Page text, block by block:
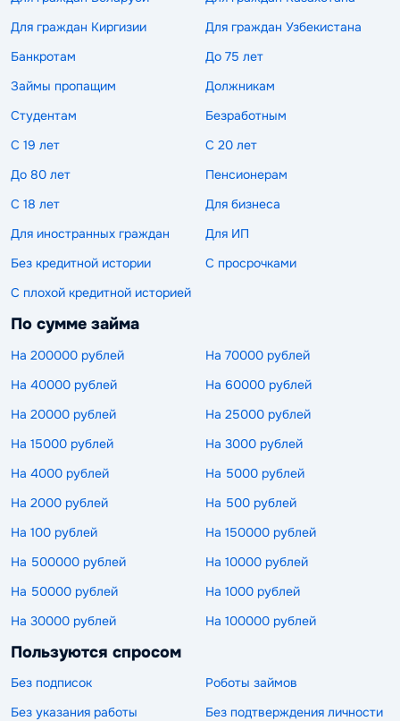
Для граждан Киргизии
Для граждан Узбекистана
Банкротам
До 75 лет
Займы пропащим
Должникам
Студентам
Безработным
С 19 лет
С 20 лет
До 80 лет
Пенсионерам
С 18 лет
Для бизнеса
Для иностранных граждан
Для ИП
Без кредитной истории
С просрочками
С плохой кредитной историей
По сумме займа
На 200000 рублей
На 70000 рублей
На 40000 рублей
На 60000 рублей
На 20000 рублей
На 25000 рублей
На 15000 рублей
На 3000 рублей
На 4000 рублей
На 5000 рублей
На 2000 рублей
На 500 рублей
На 100 рублей
На 150000 рублей
На 500000 рублей
На 10000 рублей
На 50000 рублей
На 1000 рублей
На 30000 рублей
На 100000 рублей
Пользуются спросом
Без подписок
Роботы займов
Без указания работы
Без подтверждения личности